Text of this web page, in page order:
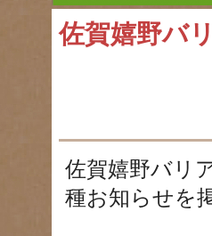
佐賀嬉野バ
佐賀嬉野バリ
種お知らせを